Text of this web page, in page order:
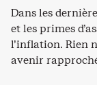
Dans les
et les primes
l’inflation. Rien
avenir